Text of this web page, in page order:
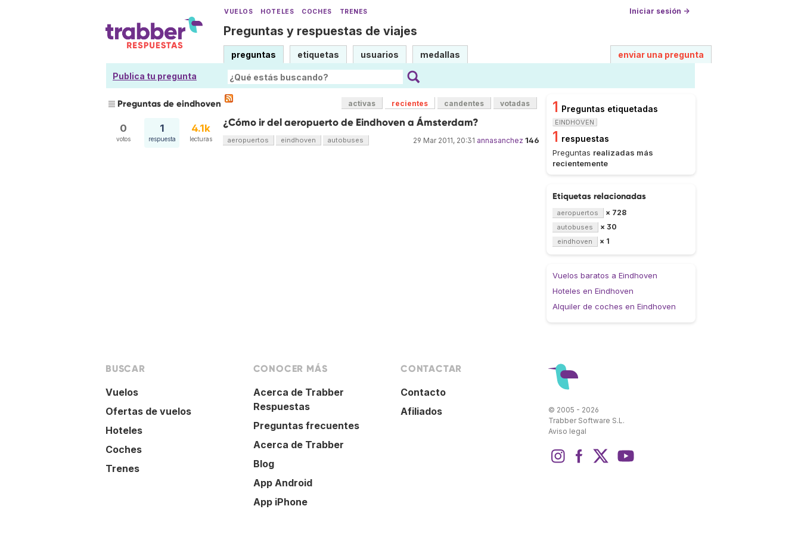
VUELOS HOTELES COCHES TRENES Iniciar sesión →
Preguntas y respuestas de viajes
preguntas etiquetas usuarios medallas enviar una pregunta
Publica tu pregunta
Preguntas de eindhoven activas recientes candentes votadas
0
votos
1
respuesta
4.1k
lecturas
¿Cómo ir del aeropuerto de Eindhoven a Ámsterdam?
29 Mar 2011, 20:31 annasanchez 146
aeropuertos eindhoven autobuses
1 Preguntas etiquetadas
EINDHOVEN
1 respuestas
Preguntas realizadas más
recientemente
Etiquetas relacionadas
aeropuertos × 728
autobuses × 30
eindhoven × 1
Vuelos baratos a Eindhoven
Hoteles en Eindhoven
Alquiler de coches en Eindhoven
BUSCAR
Vuelos
Ofertas de vuelos
Hoteles
Coches
Trenes
CONOCER MÁS
Acerca de Trabber
Respuestas
Preguntas frecuentes
Acerca de Trabber
Blog
App Android
App iPhone
CONTACTAR
Contacto
Afiliados
© 2005 - 2026
Trabber Software S.L.
Aviso legal